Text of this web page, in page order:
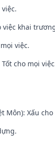
việc khai
việc.
cho mọi
Môn): Xấu